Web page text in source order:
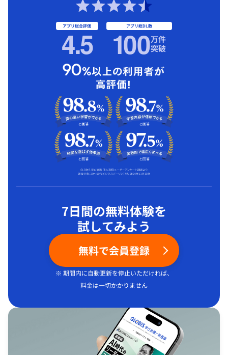
アプリ総合評価
4.5 アプリ総DL数
100万件
突破
7日間の無料体験を
試してみよう
無料で会員登録
※ 期間内に自動更新を停止いただければ、
料金は一切かかりません